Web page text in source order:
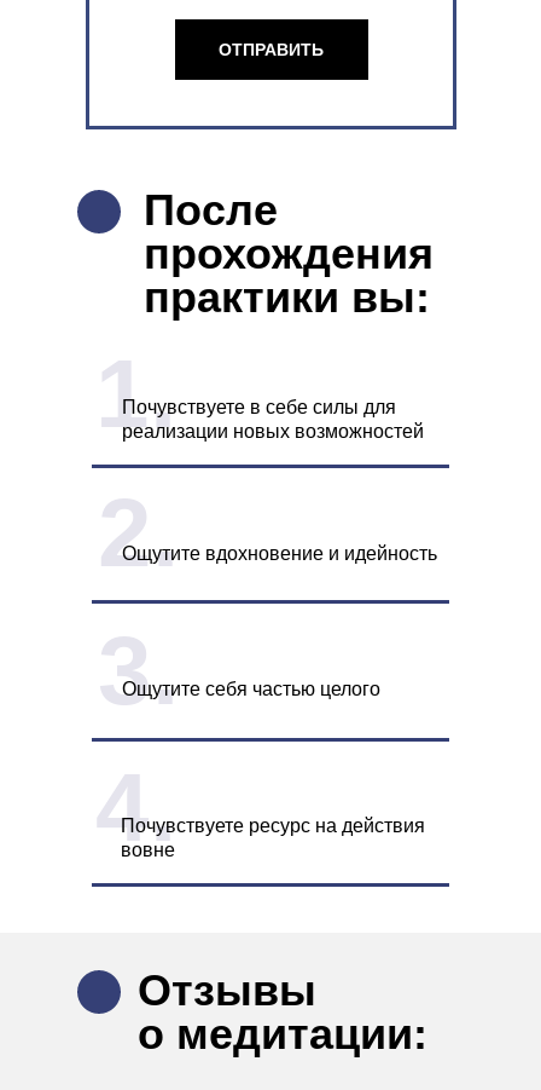
ОТПРАВИТЬ
1.
Почувствуете в себе силы для
реализации новых возможностей
2.
Ощутите вдохновение и идейность
3.
Ощутите себя частью целого
4.
Почувствуете ресурс на действия
вовне
После
прохождения
практики вы:
Отзывы
о медитации: